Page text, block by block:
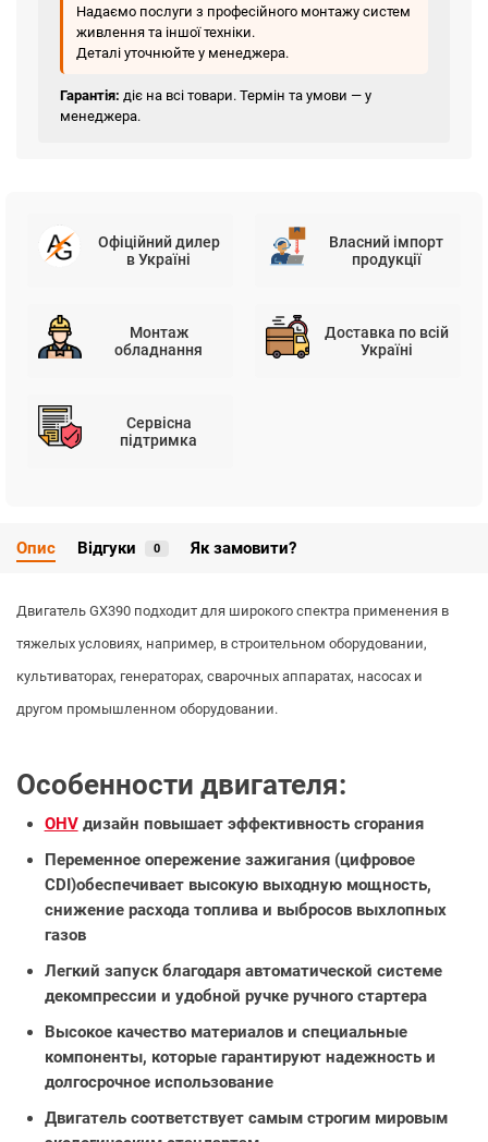
Надаємо послуги з професійного монтажу систем
живлення та іншої техніки.
Деталі уточнюйте у менеджера.
Гарантія: діє на всі товари. Термін та умови — у
менеджера.
Офіційний дилер
в Україні
Власний імпорт
продукції
Монтаж
обладнання
Доставка по всій
Україні
Сервісна
підтримка
Опис Відгуки 0 Як замовити?
Двигатель GX390 подходит для широкого спектра применения в
тяжелых условиях, например, в строительном оборудовании,
культиваторах, генераторах, сварочных аппаратах, насосах и
другом промышленном оборудовании.
Особенности двигателя:
OHVдизайн повышает эффективность сгорания
Переменное опережение зажигания (цифровое
CDI)обеспечивает высокую выходную мощность,
снижение расхода топлива и выбросов выхлопных
газов
Легкий запуск благодаря автоматической системе
декомпрессии и удобной ручке ручного стартера
Высокое качество материалов и специальные
компоненты, которые гарантируют надежность и
долгосрочное использование
Двигатель соответствует самым строгим мировым